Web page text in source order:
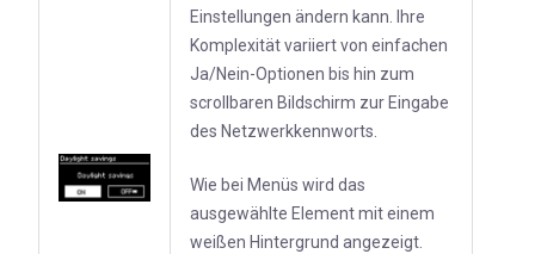
Einstellungen ändern kann. Ihre
Komplexität variiert von einfachen
Ja/Nein-Optionen bis hin zum
scrollbaren Bildschirm zur Eingabe
des Netzwerkkennworts.
Wie bei Menüs wird das
ausgewählte Element mit einem
weißen Hintergrund angezeigt.